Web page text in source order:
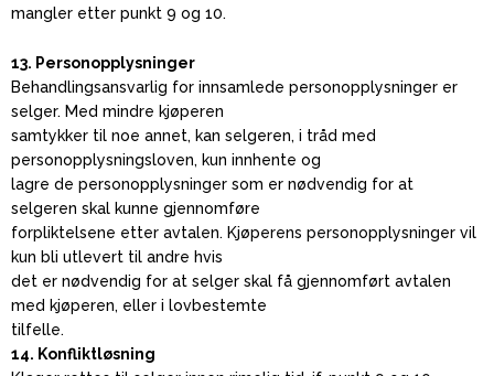
mangler etter punkt 9 og 10.
13. Personopplysninger
Behandlingsansvarlig for innsamlede personopplysninger er
selger. Med mindre kjøperen
samtykker til noe annet, kan selgeren, i tråd med
personopplysningsloven, kun innhente og
lagre de personopplysninger som er nødvendig for at
selgeren skal kunne gjennomføre
forpliktelsene etter avtalen. Kjøperens personopplysninger vil
kun bli utlevert til andre hvis
det er nødvendig for at selger skal få gjennomført avtalen
med kjøperen, eller i lovbestemte
tilfelle.
14. Konfliktløsning